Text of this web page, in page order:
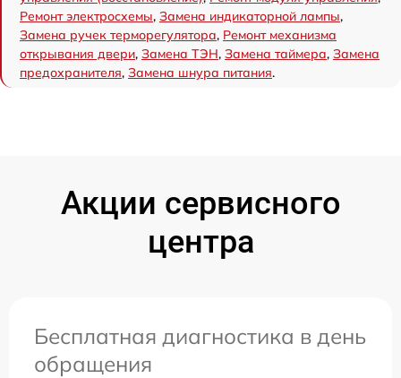
Ремонт электросхемы, Замена индикаторной лампы,
Замена ручек терморегулятора, Ремонт механизма
открывания двери, Замена ТЭН, Замена таймера, Замена
предохранителя, Замена шнура питания.
Акции сервисного
центра
Бесплатная диагностика в день
обращения